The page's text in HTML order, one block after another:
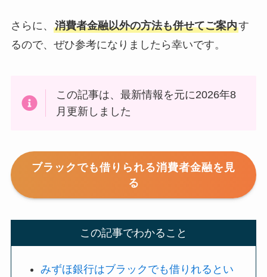
さらに、 消費者金融以外の方法も併せてご案内す
るので、ぜひ参考になりましたら幸いです。
この記事は、最新情報を元に2026年8
月更新しました
ブラックでも借りられる消費者金融を見
る
この記事でわかること
みずほ銀行はブラックでも借りれるとい